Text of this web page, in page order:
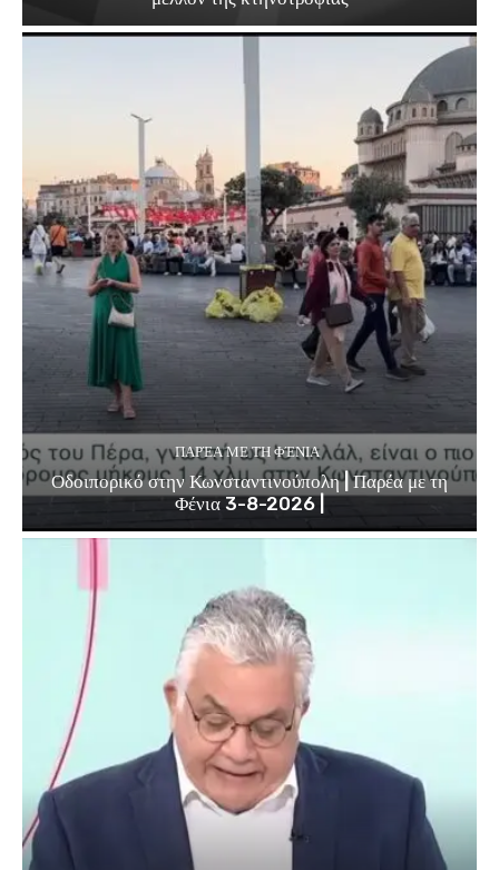
ΠΑΡΈΑ ΜΕ ΤΗ ΦΈΝΙΑ
Οδοιπορικό στην Κωνσταντινούπολη | Παρέα με τη
Φένια 3-8-2026 |